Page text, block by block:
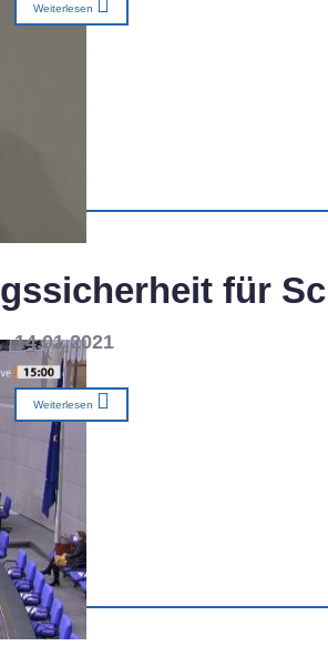
Weiterlesen
für
14.01.2021
Weiterlesen